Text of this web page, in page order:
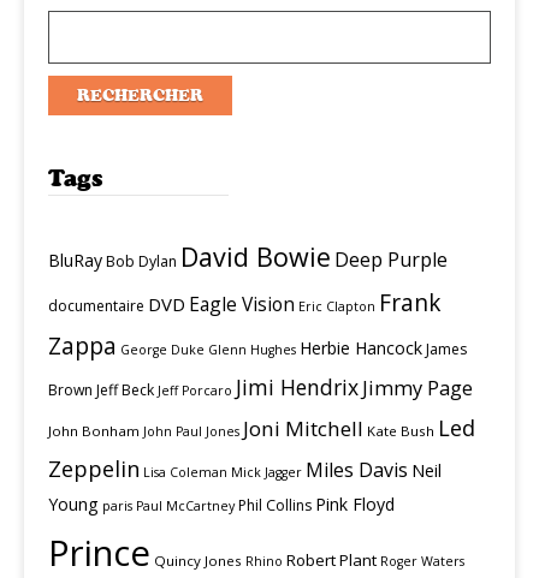
Tags
BluRayBob Dylan David Bowie Deep Purple
documentaire DVD Eagle Vision Eric Clapton Frank
Zappa George Duke Glenn Hughes Herbie HancockJames
Brown Jeff Beck Jeff Porcaro Jimi HendrixJimmy Page
John Bonham John Paul Jones Joni Mitchell Kate Bush Led
Zeppelin Lisa Coleman Mick Jagger Miles Davis Neil
Young paris Paul McCartney Phil Collins Pink Floyd
Prince Quincy Jones Rhino Robert Plant Roger Waters